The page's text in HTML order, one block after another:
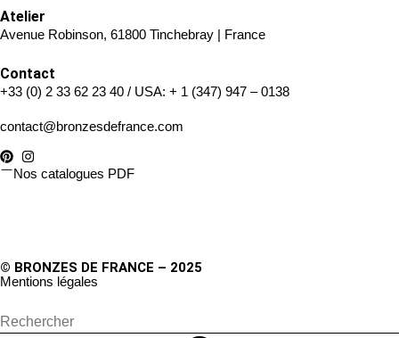
Atelier
Avenue Robinson, 61800 Tinchebray | France
Contact
+33 (0) 2 33 62 23 40 / USA: + 1 (347) 947 – 0138
contact@bronzesdefrance.com
Nos catalogues PDF
© BRONZES DE FRANCE – 2025
Mentions légales